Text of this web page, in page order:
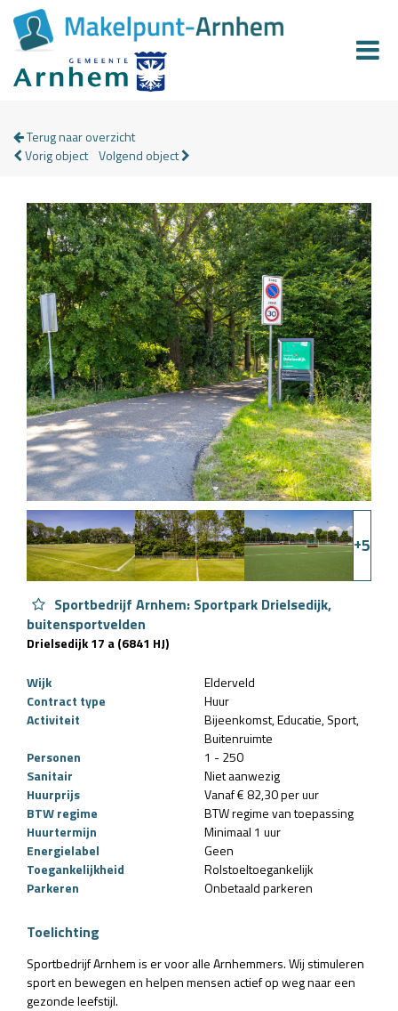
Terug naar overzicht
Vorig object Volgend object
+5
Sportbedrijf Arnhem: Sportpark Drielsedijk,
buitensportvelden
Drielsedijk 17 a (6841 HJ)
Wijk
Elderveld
Contract type
Huur
Activiteit
Bijeenkomst Educatie Sport
Buitenruimte
Personen
1 - 250
Sanitair
Niet aanwezig
Huurprijs
Vanaf € 82,30 per uur
BTW regime
BTW regime van toepassing
Huurtermijn
Minimaal 1 uur
Energielabel
Geen
Toegankelijkheid
Rolstoeltoegankelijk
Parkeren
Onbetaald parkeren
Toelichting
Sportbedrijf Arnhem is er voor alle Arnhemmers. Wij stimuleren
sport en bewegen en helpen mensen actief op weg naar een
gezonde leefstijl.